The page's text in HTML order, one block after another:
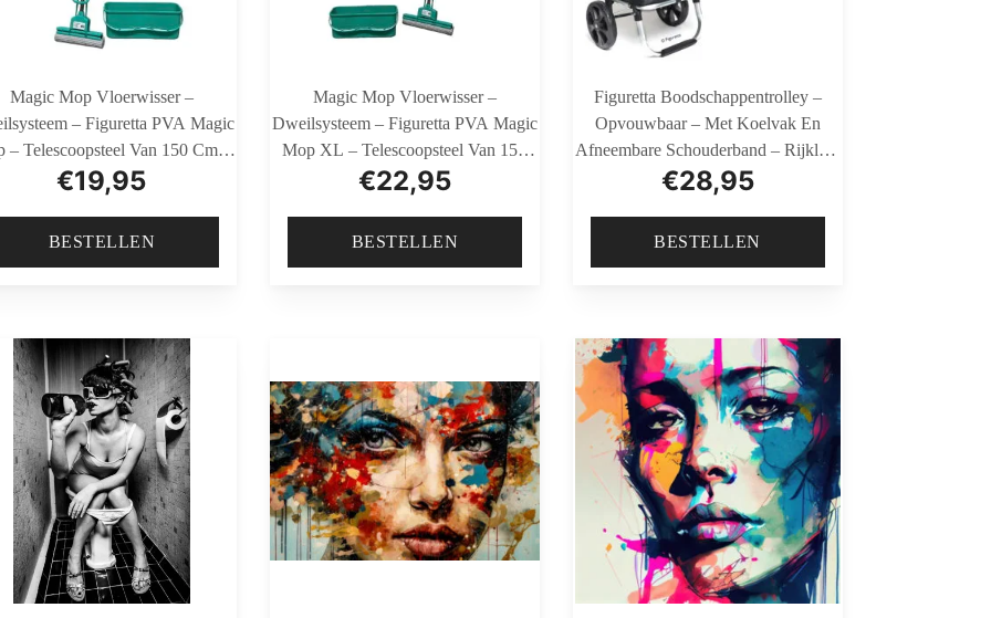
Magic Mop Vloerwisser –
– Figuretta PVA Magic
– Telescoopsteel Van 150 Cm –
Inclusief GRATIS Emmer
€19,95
BESTELLEN
Magic Mop Vloerwisser –
Dweilsysteem – Figuretta PVA Magic
Mop XL – Telescoopsteel Van 150
Cm – Inclusief GRATIS Emmer
€22,95
BESTELLEN
Figuretta Boodschappentrolley –
Opvouwbaar – Met Koelvak En
Afneembare Schouderband – Rijklaar
En Gemonteerd Geleverd – Zwart
€28,95
BESTELLEN